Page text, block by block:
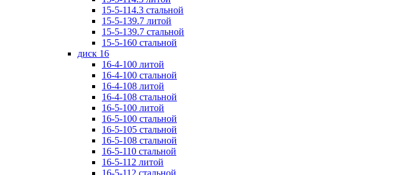
15-5-114.3 стальной
15-5-139.7 литой
15-5-139.7 стальной
15-5-160 стальной
диск 16
16-4-100 литой
16-4-100 стальной
16-4-108 литой
16-4-108 стальной
16-5-100 литой
16-5-100 стальной
16-5-105 стальной
16-5-108 стальной
16-5-110 стальной
16-5-112 литой
16-5-112 стальной